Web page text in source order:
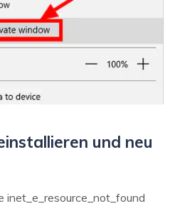
und neu
inet_e_resource_not_found